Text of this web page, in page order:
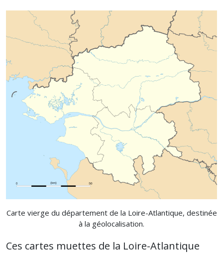
Carte vierge du département de la Loire-Atlantique, destinée
à la géolocalisation.
Ces cartes muettes de la Loire-Atlantique